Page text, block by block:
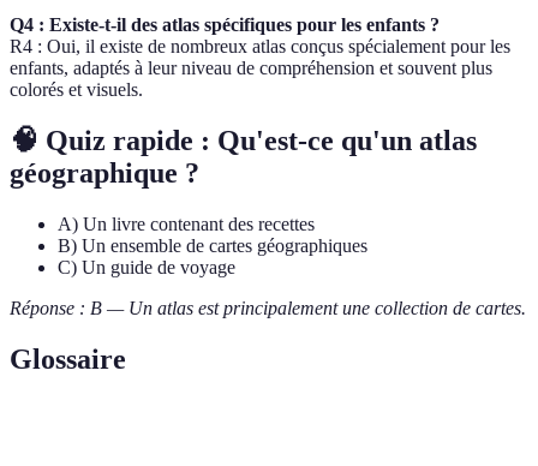
Q4 : Existe-t-il des atlas spécifiques pour les enfants ?
R4 : Oui, il existe de nombreux atlas conçus spécialement pour les
enfants, adaptés à leur niveau de compréhension et souvent plus
colorés et visuels.
🧠 Quiz rapide : Qu'est-ce qu'un atlas
géographique ?
A) Un livre contenant des recettes
B) Un ensemble de cartes géographiques
C) Un guide de voyage
Réponse : B — Un atlas est principalement une collection de cartes.
Glossaire